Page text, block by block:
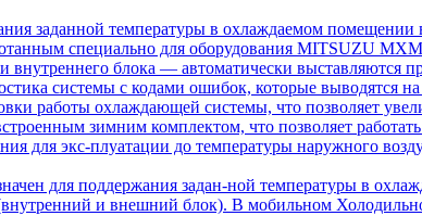
заданной температуры в охлаждаемом помещении
специально для оборудования MITSUZU
блока — автоматически выставляются
системы с кодами ошибок, которые выводятся
работы охлаждающей системы, что позволяет
зимним комплектом, что позволяет
для экс-плуатации до температуры наружного
для поддержания задан-ной температуры в
и внешний блок). В мобильном